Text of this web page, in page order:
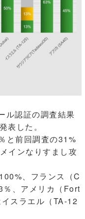
ル認証の調査結果
表した。
と前回調査の31%
インなりすまし攻
、フランス（C
、アメリカ（Fort
スラエル（TA-12